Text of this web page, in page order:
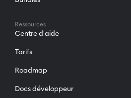
l
h
Ressources
Centre d'aide
Tarifs
Roadmap
Docs développeur